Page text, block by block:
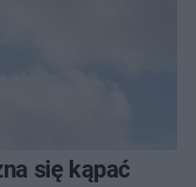
się kąpać